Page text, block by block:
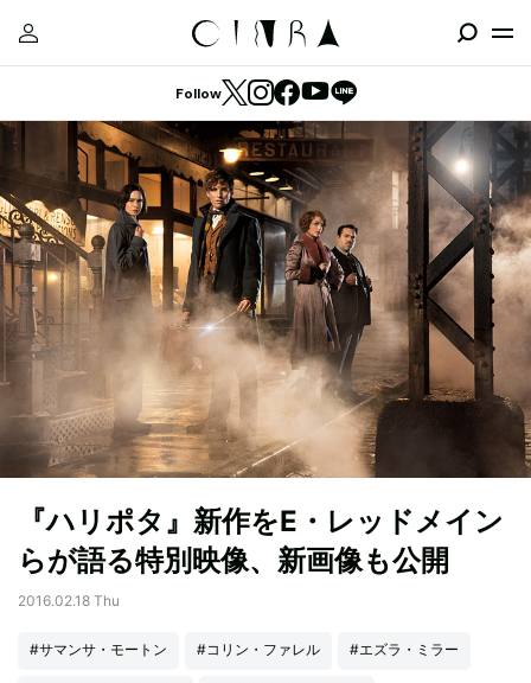
Follow
『ハリポタ』新作をE・レッドメイン
らが語る特別映像、新画像も公開
2016.02.18 Thu
#サマンサ・モートン #コリン・ファレル #エズラ・ミラー